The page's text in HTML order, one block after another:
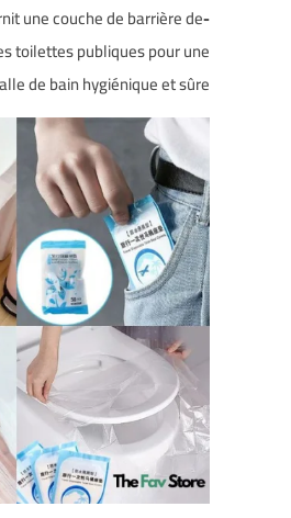
-Anti-bactéries, sûr et propre à utiliser :
une couche de barrière de
toilettes publiques pour une
de bain hygiénique et sûre.